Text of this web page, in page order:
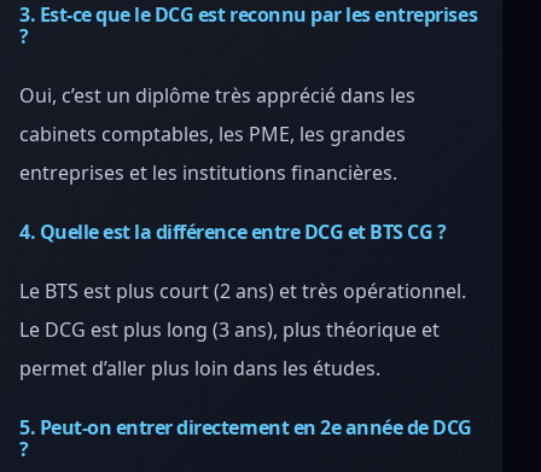
3. Est-ce que le DCG est reconnu par les entreprises
?
Oui, c’est un diplôme très apprécié dans les
cabinets comptables, les PME, les grandes
entreprises et les institutions financières.
4. Quelle est la différence entre DCG et BTS CG ?
Le BTS est plus court (2 ans) et très opérationnel.
Le DCG est plus long (3 ans), plus théorique et
permet d’aller plus loin dans les études.
5. Peut-on entrer directement en 2e année de DCG
?